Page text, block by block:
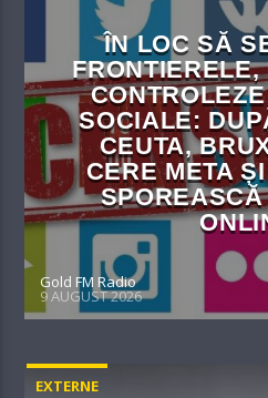
ÎN LOC SĂ
SOCIALE:
CEUTA,
CERE META
Gold FM Radio
9 AUGUST 2026
EXTERNE